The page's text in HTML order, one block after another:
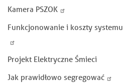
Kamera PSZOK
Funkcjonowanie i koszty systemu
Projekt Elektryczne Śmieci
Jak prawidłowo segregować